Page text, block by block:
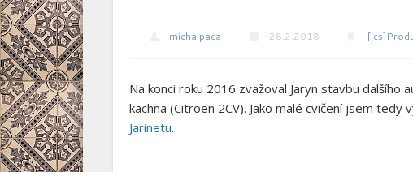
michalpaca 28.2.2018
Na konci roku 2016 zvažoval Jaryn stavbu
kachna (Citroën 2CV). Jako malé cvičení jsem
Jarinetu.